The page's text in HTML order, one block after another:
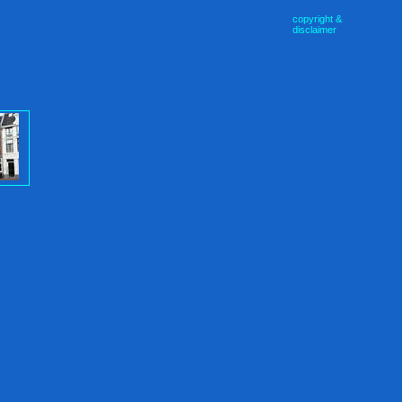
copyright &
disclaimer